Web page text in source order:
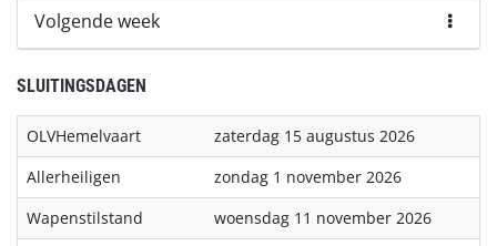
Volgende week
SLUITINGSDAGEN
OLVHemelvaart
zaterdag 15 augustus 2026
Allerheiligen
zondag 1 november 2026
Wapenstilstand
woensdag 11 november 2026